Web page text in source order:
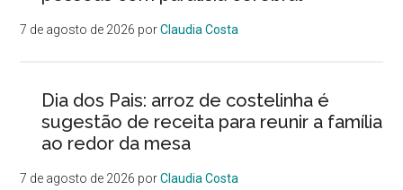
7 de agosto de 2026 porClaudia Costa
Dia dos Pais: arroz de costelinha é
sugestão de receita para reunir a família
ao redor da mesa
7 de agosto de 2026 porClaudia Costa